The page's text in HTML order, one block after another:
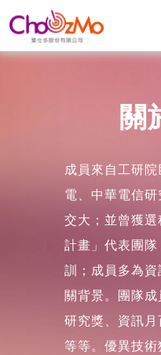
關
成員來自工研
電、中華電信研
交大；並曾獲
計畫」代表團
訓；成員多為
關背景。團隊
研究獎、資訊
等等。優異技術